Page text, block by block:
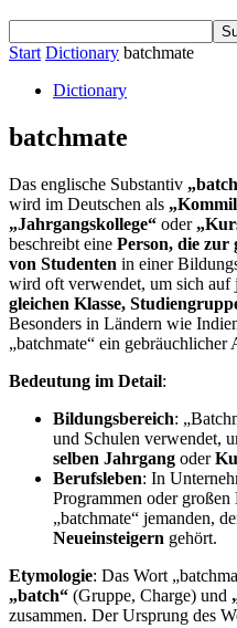
Start Dictionary batchmate
Dictionary
batchmate
Das englische Substantiv
wird im Deutschen als
„Jahrgangskollege“ oder
beschreibt eine Person, die zur
von Studenten in einer
wird oft verwendet, um sich auf
gleichen Klasse,
Besonders in Ländern wie
„batchmate“ ein gebräuchlicher
Bedeutung im Detail:
Bildungsbereich:
und Schulen verwendet,
selben Jahrgang oder
Berufsleben: In
Programmen oder
„batchmate“ jemanden,
Neueinsteigern gehört.
Etymologie: Das Wort
„batch“ (Gruppe, Charge) und
zusammen. Der Ursprung des